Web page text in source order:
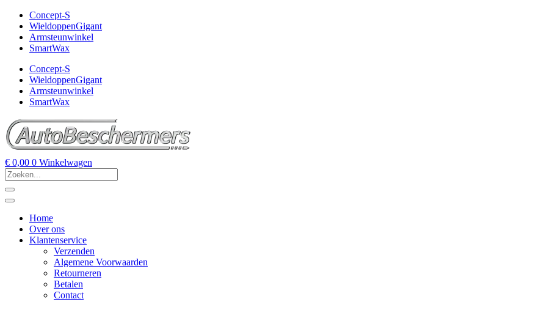
Concept-S
WieldoppenGigant
Armsteunwinkel
SmartWax
Concept-S
WieldoppenGigant
Armsteunwinkel
SmartWax
€ 0,00 0 Winkelwagen
Home
Over ons
Klantenservice
Verzenden
Algemene Voorwaarden
Retourneren
Betalen
Contact